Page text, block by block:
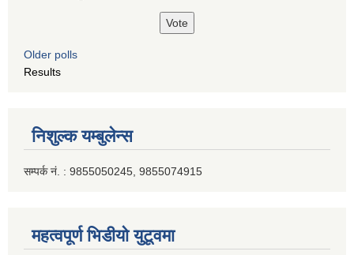
Older polls
Results
निशुल्क यम्बुलेन्स
सम्पर्क नं. : 9855050245, 9855074915
महत्वपूर्ण भिडीयो युटूवमा